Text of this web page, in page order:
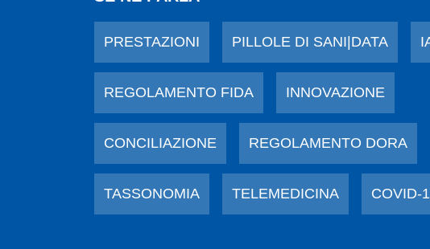
PRESTAZIONI PILLOLE DI SANI|DATA
REGOLAMENTO FIDA INNOVAZIONE
CONCILIAZIONE REGOLAMENTO DORA
TASSONOMIA TELEMEDICINA COVID-